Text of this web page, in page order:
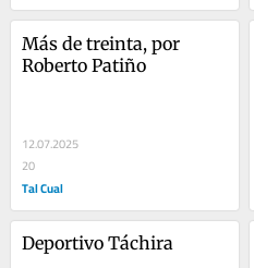
Más de treinta, por
Roberto Patiño
12.07.2025
20
Tal Cual
Deportivo Táchira